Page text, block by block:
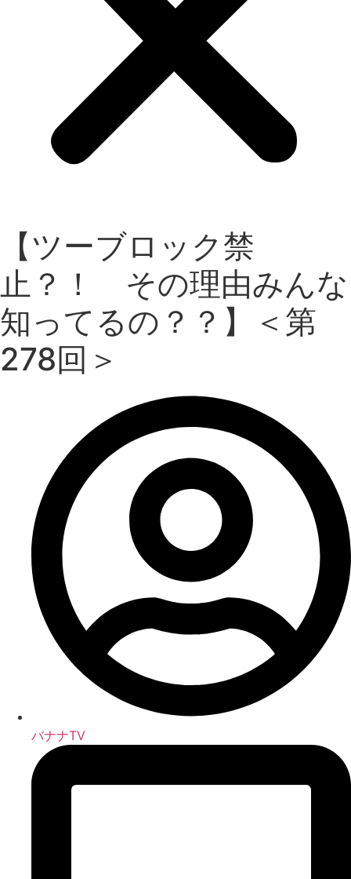
【ツーブロック禁
止？！ その理由みんな
知ってるの？？】＜第
278回＞
バナナTV